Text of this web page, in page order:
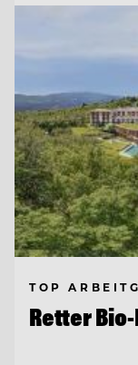
TOP
Retter